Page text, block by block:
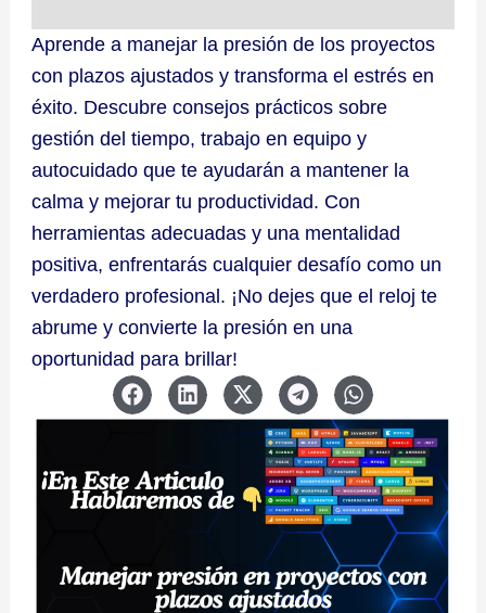
Aprende a manejar la presión de los proyectos
con plazos ajustados y transforma el estrés en
éxito. Descubre consejos prácticos sobre
gestión del tiempo, trabajo en equipo y
autocuidado que te ayudarán a mantener la
calma y mejorar tu productividad. Con
herramientas adecuadas y una mentalidad
positiva, enfrentarás cualquier desafío como un
verdadero profesional. ¡No dejes que el reloj te
abrume y convierte la presión en una
oportunidad para brillar!